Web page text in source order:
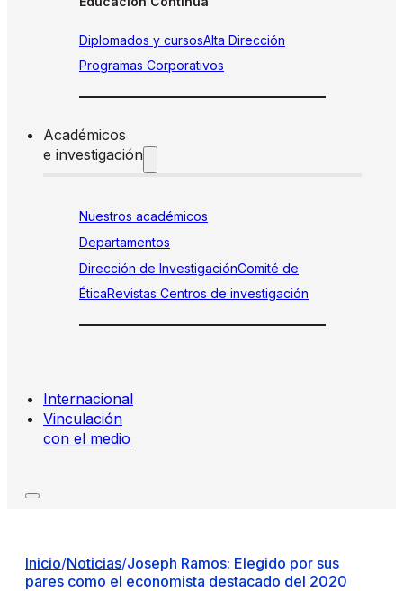
Diplomados y cursosAlta Dirección
Programas Corporativos
Académicos
e investigación
Nuestros académicos
Departamentos
Dirección de InvestigaciónComité de
ÉticaRevistas Centros de investigación
Internacional
Vinculación
con el medio
Inicio/Noticias/Joseph Ramos: Elegido por sus
pares como el economista destacado del 2020